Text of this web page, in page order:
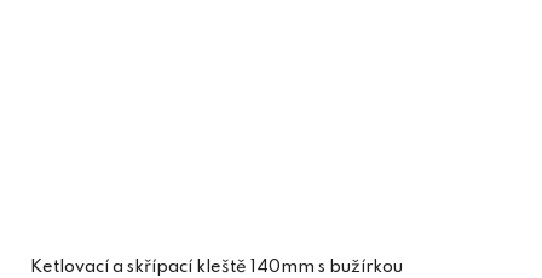
Ketlovací a skřípací kleště 140mm s bužírkou